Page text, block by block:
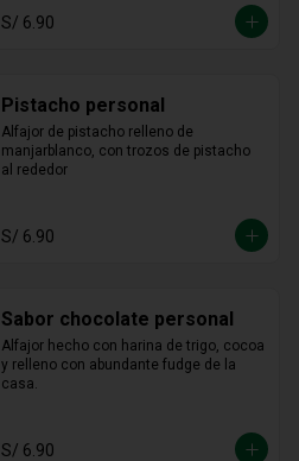
S/ 6.90
Pistacho personal
Alfajor de pistacho relleno de
manjarblanco, con trozos de pistacho
al rededor
S/ 6.90
Sabor chocolate personal
Alfajor hecho con harina de trigo, cocoa
y relleno con abundante fudge de la
casa.
S/ 6.90